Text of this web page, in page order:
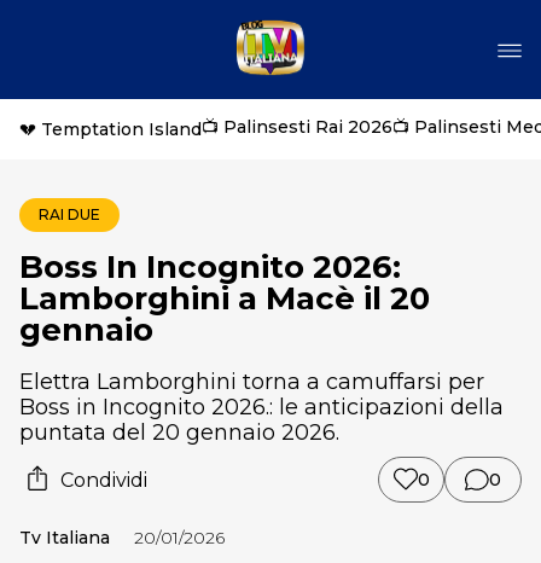
💔 Temptation Island📺 Palinsesti Rai 2026📺 Palinsesti
RAI DUE
Boss In Incognito 2026:
Lamborghini a Macè il 20
gennaio
Elettra Lamborghini torna a camuffarsi per
Boss in Incognito 2026.: le anticipazioni della
puntata del 20 gennaio 2026.
Condividi 0 0
Tv Italiana 20/01/2026